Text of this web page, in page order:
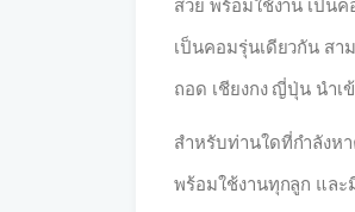
สวย พร้อมใช้งาน เป็น
เป็นคอมรุ่นเดียวกัน สา
ถอด เชียงกง ญี่ปุ่น นำเ
สำหรับท่านใดที่กำลังห
พร้อมใช้งานทุกลูก และ